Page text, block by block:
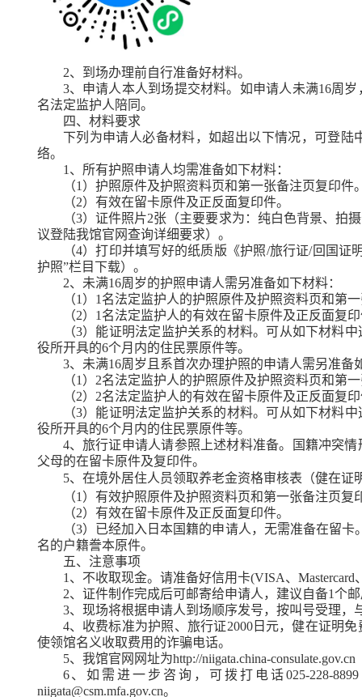
2、到场办理前自行准备好材料。
3、申请人本人到场提交材料。如申请人未满16周岁
名法定监护人陪同。
四、材料要求
下列为申请人必备材料，如超出以下情况，可登陆
络。
1 、所有护照申请人均需准备如下材料：
（1 ）护照原件及护照资料页和第一张备注页复印件
（2）有效在留卡原件及正反面复印件。
（3）证件照片2张（主要要求为：纯白色背景、拍
议登陆我馆官网查询详细要求）。
（4）打印并填写好的纸质版《护照/旅行证/回国证
护照”栏目下载）。
2、未满16周岁的护照申请人需另准备如下材料：
（1 ） 1 名法定监护人的护照原件及护照资料页和第
（2） 1 名法定监护人的有效在留卡原件及正反面复
（3）能证明法定监护关系的材料。可从如下材料
役所开具的6个月内的住民票原件等。
3、未满16周岁且系首次办理护照的申请人需另准备
（1 ） 2名法定监护人的护照原件及护照资料页和第
（2） 2名法定监护人的有效在留卡原件及正反面复
（3）能证明法定监护关系的材料。可从如下材料
役所开具的6个月内的住民票原件等。
4、旅行证申请人请参照上述材料准备。国籍冲突
父母的在留卡原件及复印件。
5、在境外居住人员领取养老金资格审核表（健在证
（1 ）有效护照原件及护照资料页和第一张备注页复
（2）有效在留卡原件及正反面复印件。
（3）已经加入日本国籍的申请人，无需准备在留
名的户籍誊本原件。
五、注意事项
1 、不收取现金。请准备好信用卡(VISA、 Mastercard
2、证件制作完成后可邮寄给申请人，建议自备1个
3、现场将根据申请人到场顺序发号，按叫号受理
4、收费标准为护照、旅行证2000日元，健在证明免
使领馆名义收取费用的诈骗电话。
5、我馆官网网址为http://niigata.china-consulate.gov.cn
6、如需进一步咨询，可拨打电话025-228-8899
niigata@csm.mfa.gov.cn。